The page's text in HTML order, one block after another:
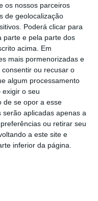
os nossos parceiros
de geolocalização
Poderá clicar para
parte e pela parte dos
acima. Em
mais pormenorizadas e
ou recusar o
algum processamento
exigir o seu
de se opor a esse
serão aplicadas apenas a
ou retirar seu
a este site e
inferior da página.
nunca, apoie
e rigoroso.
Premium e
à
e
outro lado da
de apoiar
A nossa